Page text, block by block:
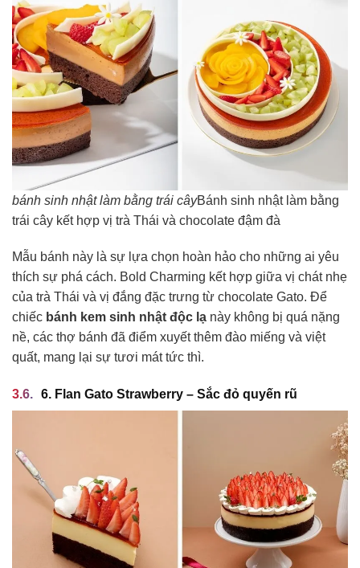
bánh sinh nhật làm bằng trái câyBánh sinh nhật làm bằng
trái cây kết hợp vị trà Thái và chocolate đậm đà
Mẫu bánh này là sự lựa chọn hoàn hảo cho những ai yêu
thích sự phá cách. Bold Charming kết hợp giữa vị chát nhẹ
của trà Thái và vị đắng đặc trưng từ chocolate Gato. Để
chiếc bánh kem sinh nhật độc lạ này không bị quá nặng
nề, các thợ bánh đã điểm xuyết thêm đào miếng và việt
quất, mang lại sự tươi mát tức thì.
6. Flan Gato Strawberry – Sắc đỏ quyến rũ